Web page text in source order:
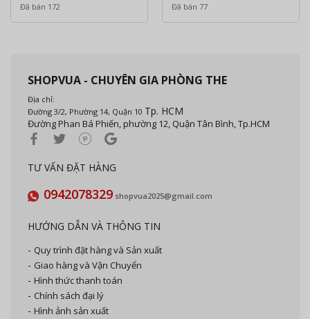
Đã bán 172
Đã bán 77
SHOPVUA - CHUYÊN GIA PHÒNG THE
Địa chỉ:
Đường 3/2, Phường 14, Quận 10 Tp. HCM
Đường Phan Bá Phiến, phường 12, Quận Tân Bình, Tp.HCM
TƯ VẤN ĐẶT HÀNG
0942078329 shopvua2025@gmail.com
HƯỚNG DẪN VÀ THÔNG TIN
Quy trình đặt hàng và Sản xuất
Giao hàng và Vận Chuyển
Hình thức thanh toán
Chính sách đại lý
Hình ảnh sản xuất